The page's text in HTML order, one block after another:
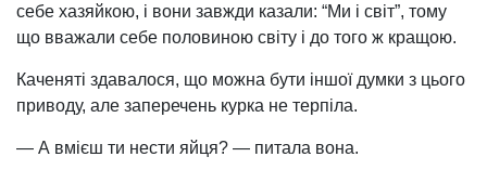
себе хазяйкою, і вони завжди казали: “Ми і світ”, тому
що вважали себе половиною світу і до того ж кращою.
Каченяті здавалося, що можна бути іншої думки з цього
приводу, але заперечень курка не терпіла.
— А вмієш ти нести яйця? — питала вона.